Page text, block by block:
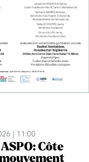
| 11:00
Côte